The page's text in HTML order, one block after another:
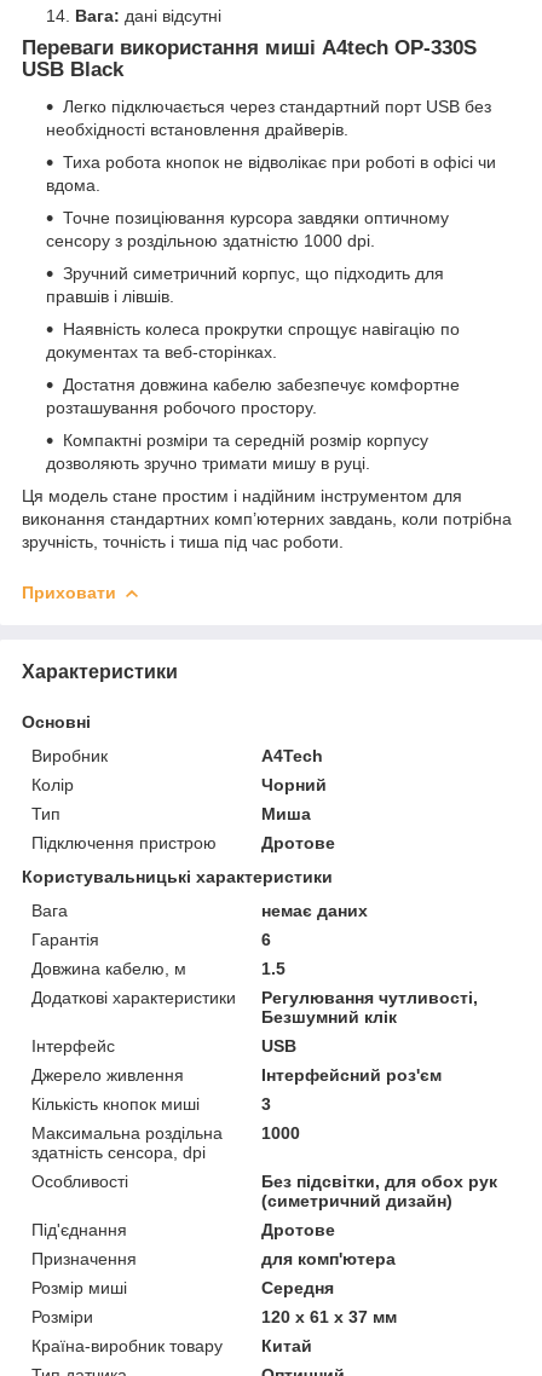
Вага: дані відсутні
Переваги використання миші A4tech OP-330S
USB Black
Легко підключається через стандартний порт USB без
необхідності встановлення драйверів.
Тиха робота кнопок не відволікає при роботі в офісі чи
вдома.
Точне позиціювання курсора завдяки оптичному
сенсору з роздільною здатністю 1000 dpi.
Зручний симетричний корпус, що підходить для
правшів і лівшів.
Наявність колеса прокрутки спрощує навігацію по
документах та веб-сторінках.
Достатня довжина кабелю забезпечує комфортне
розташування робочого простору.
Компактні розміри та середній розмір корпусу
дозволяють зручно тримати мишу в руці.
Ця модель стане простим і надійним інструментом для
виконання стандартних комп’ютерних завдань, коли потрібна
зручність, точність і тиша під час роботи.
Приховати
Характеристики
Основні
Виробник
A4Tech
Колір
Чорний
Тип
Миша
Підключення пристрою
Дротове
Користувальницькі характеристики
Вага
немає даних
Гарантія
6
Довжина кабелю, м
1.5
Додаткові характеристики
Регулювання чутливості,
Безшумний клік
Інтерфейс
USB
Джерело живлення
Інтерфейсний роз'єм
Кількість кнопок миші
3
Максимальна роздільна
здатність сенсора, dpi
1000
Особливості
Без підсвітки, для обох рук
(симетричний дизайн)
Під'єднання
Дротове
Призначення
для комп'ютера
Розмір миші
Середня
Розміри
120 х 61 х 37 мм
Країна-виробник товару
Китай